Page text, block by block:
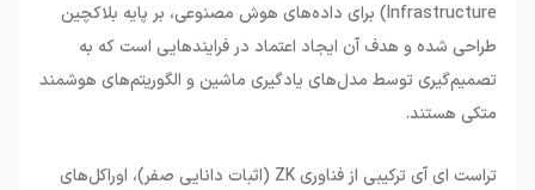
Infrastructure) برای داده‌های هوش مصنوعی، بر پایه بلاکچین
طراحی شده و هدف آن ایجاد اعتماد در فرایندهایی است که به
تصمیم‌گیری توسط مدل‌های یادگیری ماشین و الگوریتم‌های هوشمند
متکی هستند.
تراست ای آی ترکیبی از فناوری ZK (اثبات دانایی صفر)، اوراکل‌های